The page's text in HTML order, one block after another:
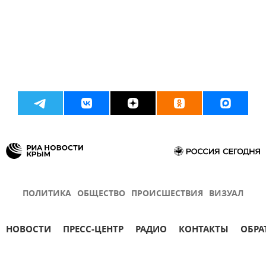
ПОЛИТИКА ОБЩЕСТВО ПРОИСШЕСТВИЯ ВИЗУАЛ
НОВОСТИ ПРЕСС-ЦЕНТР РАДИО КОНТАКТЫ